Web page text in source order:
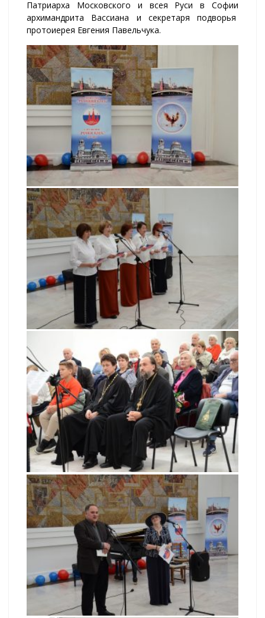
Патриарха Московского и всея Руси в Софии
архимандрита Вассиана и секретаря подворья
протоиерея Евгения Павельчука.